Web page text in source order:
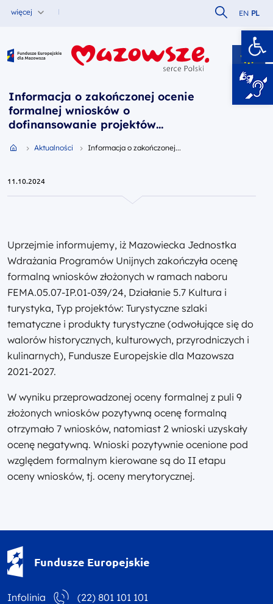
więcej Szukaj w
EN PL
Fundusze Europejskie dla Mazowsza
Informacja o zakończonej ocenie
formalnej wniosków o
dofinansowanie projektów
FEMA.05.07-IP.01-039/24
Typ projektów: Turystyczne szlaki
tematyczne i produkty
turystyczne (odwołujące się do
kulinarnych), Fundusze
Europejskie dla Mazowsza 2021-
2027
Przejdź do strony głównej portalu
Aktualności Informacja o zakończonej...
11.10.2024
Uprzejmie informujemy, iż Mazowiecka Jednostka
Wdrażania Programów Unijnych zakończyła ocenę
formalną wniosków złożonych w ramach naboru
FEMA.05.07-IP.01-039/24, Działanie 5.7 Kultura i
turystyka, Typ projektów: Turystyczne szlaki
tematyczne i produkty turystyczne (odwołujące się do
walorów historycznych, kulturowych, przyrodniczych i
kulinarnych), Fundusze Europejskie dla Mazowsza
2021-2027.
W wyniku przeprowadzonej oceny formalnej z puli 9
złożonych wniosków pozytywną ocenę formalną
otrzymało 7 wniosków, natomiast 2 wnioski uzyskały
ocenę negatywną. Wnioski pozytywnie ocenione pod
względem formalnym kierowane są do II etapu
oceny wniosków, tj. oceny merytorycznej.
Fundusze Europejskie
Infolinia (22) 801 101 101